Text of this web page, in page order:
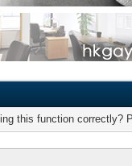
this function correctly?